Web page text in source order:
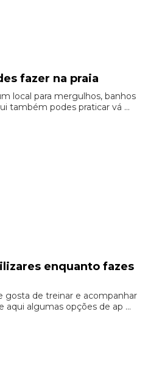
fazer na praia
local para mergulhos, banhos
também podes praticar vá ...
enquanto fazes
gosta de treinar e acompanhar
aqui algumas opções de ap ...